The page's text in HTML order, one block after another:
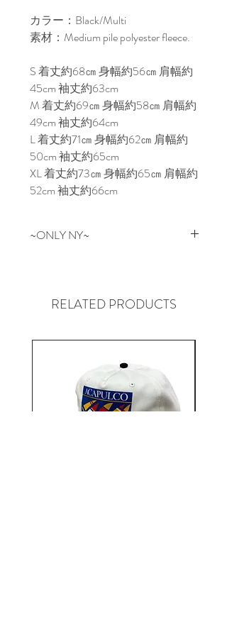
カラー：Black/Multi
素材：Medium pile polyester fleece.
S 着丈約68㎝ 身幅約56㎝ 肩幅約
45cm 袖丈約63cm
M 着丈約69㎝ 身幅約58㎝ 肩幅約
49cm 袖丈約64cm
L 着丈約71㎝ 身幅約62㎝ 肩幅約
50cm 袖丈約65cm
XL 着丈約73㎝ 身幅約65㎝ 肩幅約
52cm 袖丈約66cm
~ONLY NY~
革新的なデザインと97年頃の
NYC Graffitiカルチャー、コアな
チャーをルーツに持ち、地元Park
Ave近辺のHOODで起こる全ての
ものを表現しています。
RELATED PRODUCTS